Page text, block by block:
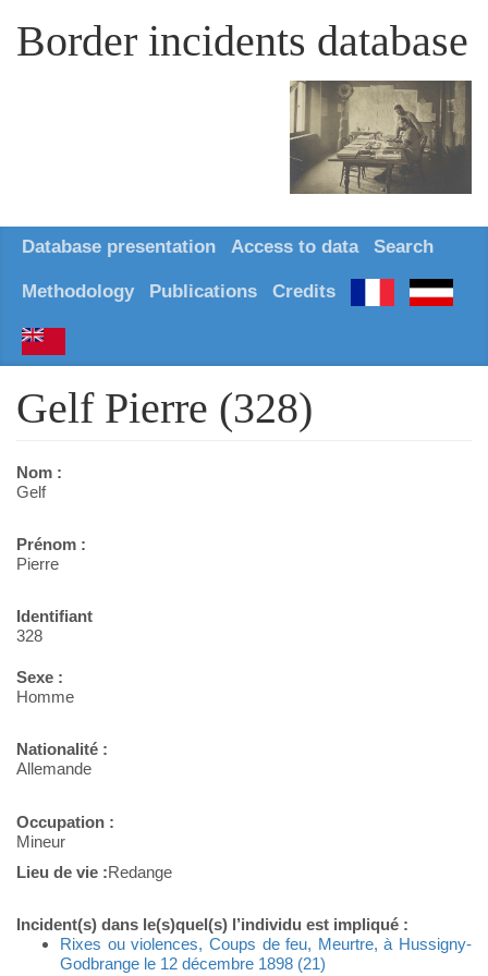
Border incidents database
Database presentation Access to data Search
Methodology Publications Credits
Gelf Pierre (328)
Nom :
Gelf
Prénom :
Pierre
Identifiant
328
Sexe :
Homme
Nationalité :
Allemande
Occupation :
Mineur
Lieu de vie :Redange
Incident(s) dans le(s)quel(s) l’individu est impliqué :
Rixes ou violences, Coups de feu, Meurtre, à Hussigny-
Godbrange le 12 décembre 1898 (21)